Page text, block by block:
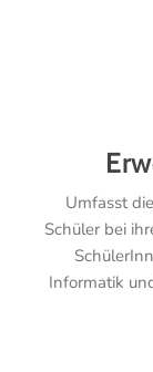
Umfasst
Schüler bei
Informatik